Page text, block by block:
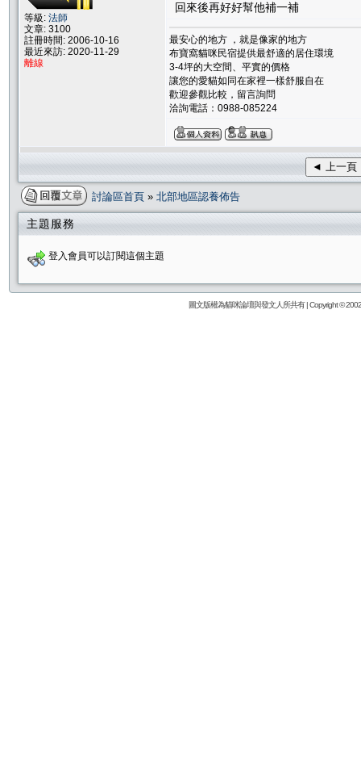
等級: 法師
文章: 3100
註冊時間: 2006-10-16
最近來訪: 2020-11-29
離線
回來後再好好幫他補一補
最安心的地方 ，就是像家的地方
布寶窩貓咪民宿提供最舒適的居住環境
3-4坪的大空間、平實的價格
讓您的愛貓如同在家裡一樣舒服自在
歡迎參觀比較，留言詢問
洽詢電話：0988-085224
◄ 上一頁
討論區首頁 » 北部地區認養佈告
主題服務
登入會員可以訂閱這個主題
圖文版權為貓咪論壇與發文人所共有 | Copyright ©